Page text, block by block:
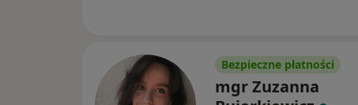
Bezpieczne płatności
mgr Zuzanna